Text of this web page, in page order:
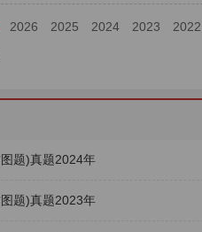
2026 2025 2024 2023 2022
题)真题2024年
题)真题2023年